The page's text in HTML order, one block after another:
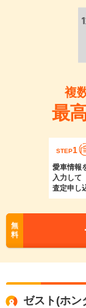
複
最
STEP1
愛車情報
入力して
査定申し
無
料
ゼスト(ホン